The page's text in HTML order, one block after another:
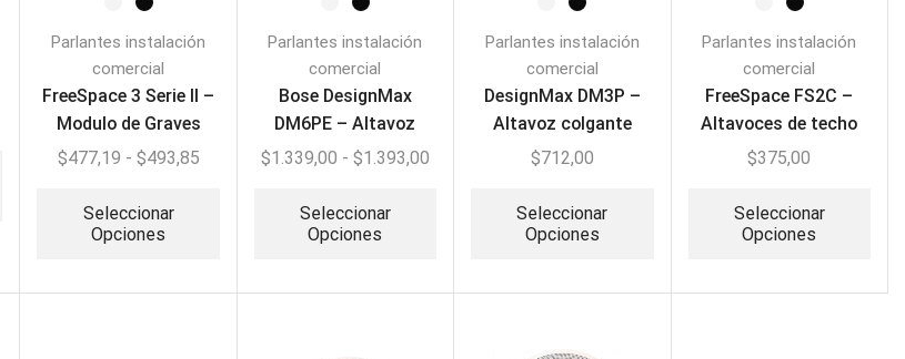
Parlantes instalación
comercial
FreeSpace 3 Serie II –
Modulo de Graves
Acoustimass
$477,19 - $493,85
Seleccionar
Opciones
Parlantes instalación
comercial
Bose DesignMax
DM6PE – Altavoz
colgante (PAR)
$1.339,00 - $1.393,00
Seleccionar
Opciones
Parlantes instalación
comercial
DesignMax DM3P –
Altavoz colgante
(PAR)
$712,00
Seleccionar
Opciones
Parlantes instalación
comercial
FreeSpace FS2C –
Altavoces de techo
(PAR)
$375,00
Seleccionar
Opciones